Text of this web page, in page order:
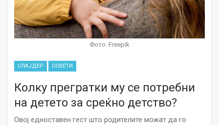
Фото: Freepik
СЛАЈДЕР СОВЕТИ
Колку прегратки му се потребни
на детето за среќно детство?
Овој едноставен гест што родителите можат да го